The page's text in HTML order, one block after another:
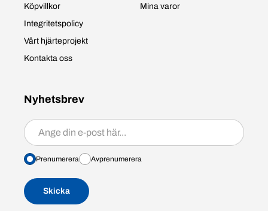
Köpvillkor
Integritetspolicy
Vårt hjärteprojekt
Kontakta oss
Mina varor
Nyhetsbrev
Prenumerera/avprenumerera
Prenumerera Avprenumerera
Skicka